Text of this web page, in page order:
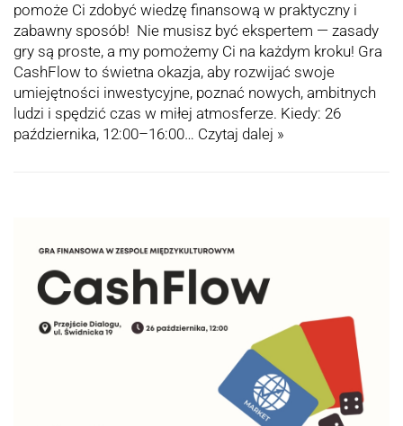
pomoże Ci zdobyć wiedzę finansową w praktyczny i
zabawny sposób! Nie musisz być ekspertem — zasady
gry są proste, a my pomożemy Ci na każdym kroku! Gra
CashFlow to świetna okazja, aby rozwijać swoje
umiejętności inwestycyjne, poznać nowych, ambitnych
ludzi i spędzić czas w miłej atmosferze. Kiedy: 26
października, 12:00–16:00… Czytaj dalej »